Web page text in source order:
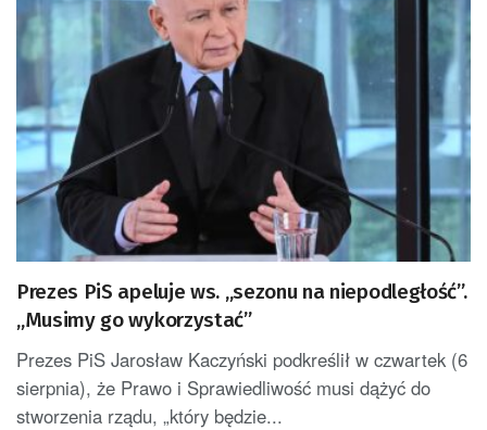
Prezes PiS apeluje ws. „sezonu na niepodległość”.
„Musimy go wykorzystać”
Prezes PiS Jarosław Kaczyński podkreślił w czwartek (6
sierpnia), że Prawo i Sprawiedliwość musi dążyć do
stworzenia rządu, „który będzie...